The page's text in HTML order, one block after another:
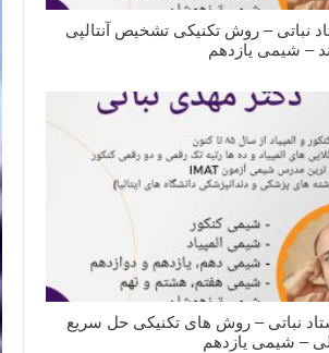
نباتی – روش تکنیکی تشخیص آنتالپی
– شیمی یازدهم
نباتی – روش های تکنیکی حل سریع
– شیمی یازدهم